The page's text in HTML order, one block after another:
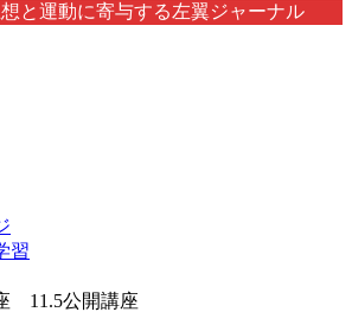
と運動に寄与する左翼ジャーナル
習
11.5公開講座